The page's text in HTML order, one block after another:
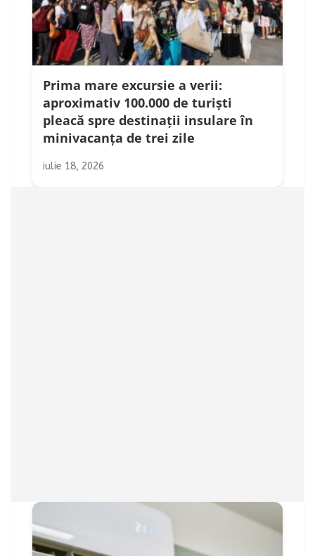
Prima mare excursie a verii:
aproximativ 100.000 de turiști
pleacă spre destinații insulare în
minivacanța de trei zile
iulie 18, 2026